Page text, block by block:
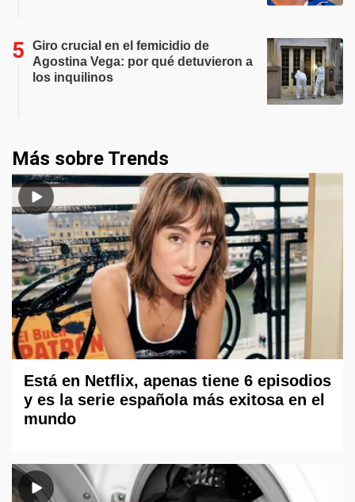
Giro crucial en el femicidio de
Agostina Vega: por qué detuvieron a
los inquilinos
Más sobre Trends
Está en Netflix, apenas tiene 6 episodios
y es la serie española más exitosa en el
mundo